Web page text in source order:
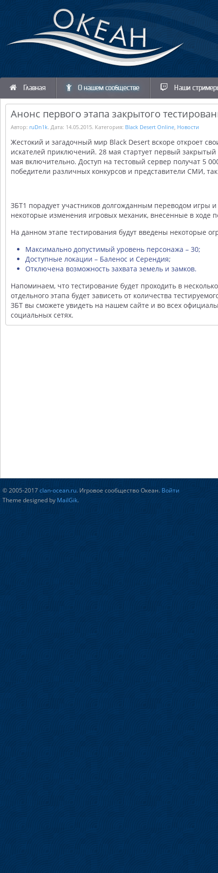
Главная О нашем сообществе Наши
Анонс первого этапа закрытого
Автор: ruDn1k. Дата: 14.05.2015. Категория: Black Desert Online, Новости
Жестокий и загадочный мир Black Desert вскоре откроет
искателей приключений. 28 мая стартует первый закрытый
мая включительно. Доступ на тестовый сервер получат 5
победители различных конкурсов и представители СМИ,
ЗБТ1 порадует участников долгожданным переводом игры
некоторые изменения игровых механик, внесенные в ходе
На данном этапе тестирования будут введены некоторые
Максимально допустимый уровень персонажа – 30;
Доступные локации – Баленос и Серендия;
Отключена возможность захвата земель и замков.
Напоминаем, что тестирование будет проходить в
отдельного этапа будет зависеть от количества
ЗБТ вы сможете увидеть на нашем сайте и во всех
социальных сетях.
© 2005-2017clan-ocean.ru. Игровое сообщество Океан. Войти
Theme designed by MailGik.